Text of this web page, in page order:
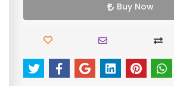
Buy Now